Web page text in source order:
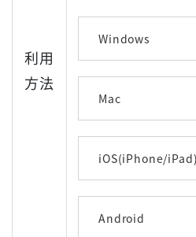
利用
方法
Windows
Mac
iOS(iPhone/iPad)
Android